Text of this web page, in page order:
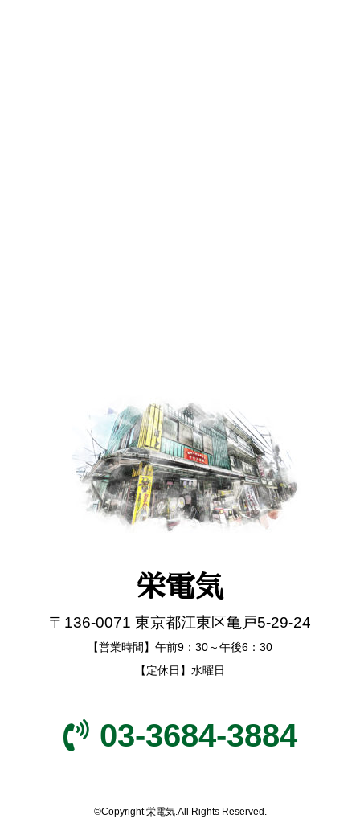
栄電気
〒136-0071 東京都江東区亀戸5-29-24
【営業時間】午前9：30～午後6：30
【定休日】水曜日
03-3684-3884
©Copyright 栄電気.All Rights Reserved.